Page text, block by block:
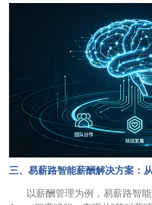
三、易薪路智能薪酬解决方案：
以薪酬管理为例，易薪路智